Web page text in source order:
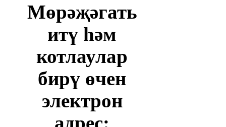
Мөрәҗәгать
итү һәм
котлаулар
бирү өчен
электрон